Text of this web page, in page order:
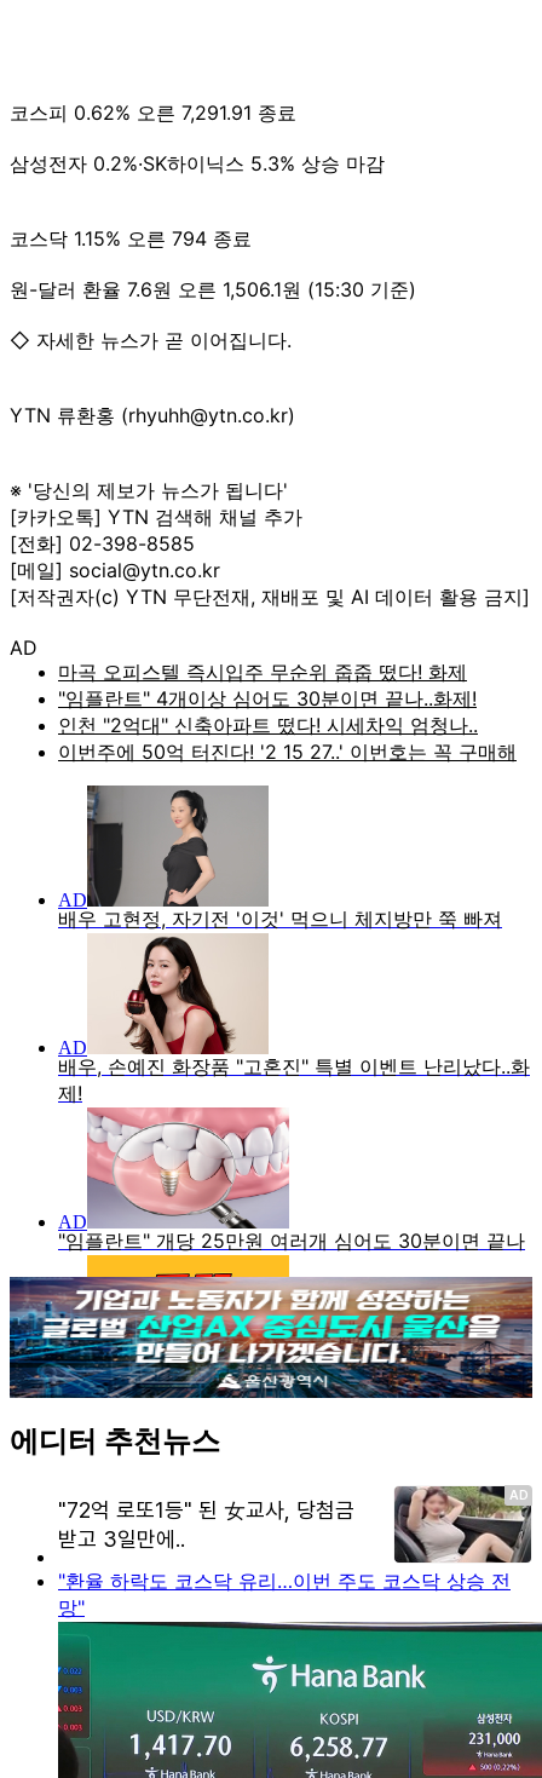
코스피 0.62% 오른 7,291.91 종료
삼성전자 0.2%·SK하이닉스 5.3% 상승 마감
코스닥 1.15% 오른 794 종료
원-달러 환율 7.6원 오른 1,506.1원 (15:30 기준)
◇ 자세한 뉴스가 곧 이어집니다.
YTN 류환홍 (rhyuhh@ytn.co.kr)
※ '당신의 제보가 뉴스가 됩니다'
[카카오톡] YTN 검색해 채널 추가
[전화] 02-398-8585
[메일] social@ytn.co.kr
[저작권자(c) YTN 무단전재, 재배포 및 AI 데이터 활용 금지]
AD
에디터 추천뉴스
"환율 하락도 코스닥 유리…이번 주도 코스닥 상승 전
망"